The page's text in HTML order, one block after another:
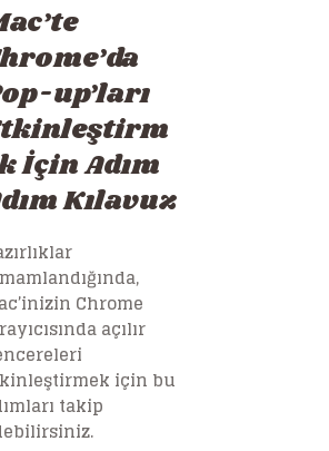
up’ları
İçin Adım
Kılavuz
Chrome
açılır
için bu
takip